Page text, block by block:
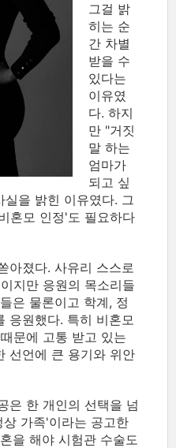
그걸 밝
히는 순
간 차별
받을 수
있다는
이유였
다. 하지
만 "거짓
말 하는
엄마가
되고 싶
을 밝힌 이유였다. 그
혼모 인정'도 필요하다
아졌다. 사유리 스스로
지만 응원의 목소리들
은 물론이고 학계, 정
응원했다. 특히 비혼모
문에 고통 받고 있는
선언에 큰 용기와 위안
은 한 개인의 선택을 넘
가족'이라는 공고한
을 해야 시험관 수술도